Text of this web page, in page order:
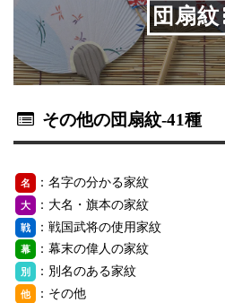
団扇紋
その他の団扇紋-41種
名 ：名字の分かる家紋
大 ：大名・旗本の家紋
戦 ：戦国武将の使用家紋
幕 ：幕末の偉人の家紋
別 ：別名のある家紋
他 ：その他